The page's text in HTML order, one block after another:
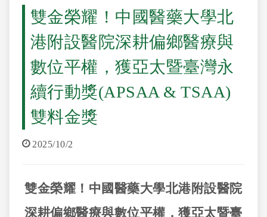
雙金榮耀！中國醫藥大學北
港附設醫院深耕偏鄉醫療與
數位平權，獲亞太暨臺灣永
續行動獎(APSAA & TSAA)
雙料金獎
2025/10/2
雙金榮耀！中國醫藥大學北港附設醫院
深耕偏鄉醫療與數位平權，獲亞太暨臺